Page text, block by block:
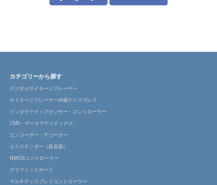
カテゴリーから探す
デジタルサイネージプレーヤー
サイネージプレーヤー内蔵ディスプレイ
インタラクティブセンサー・コントローラー
CMS・データアナリティクス
エンコーダー・デコーダー
エクステンダー（延長器）
NMOSコントローラー
グラフィックボード
マルチディスプレイコントローラー